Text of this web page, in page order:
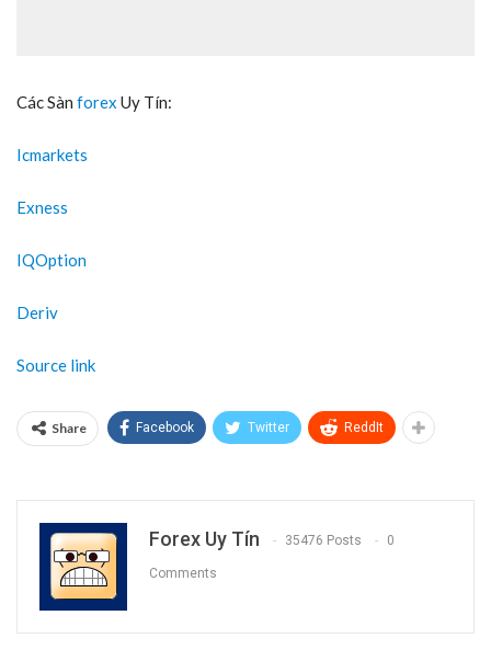
Các Sàn forex Uy Tín:
Icmarkets
Exness
IQOption
Deriv
Source link
Share Facebook Twitter ReddIt
Forex Uy Tín 35476 Posts 0
Comments